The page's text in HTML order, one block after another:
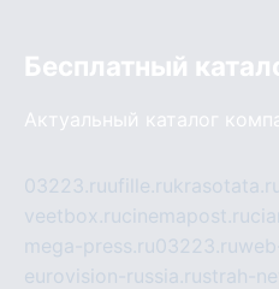
Бесплатный
Актуальный каталог
03223.ruufille.ru
veetbox.rucinemapost.ru
mega-press.ru03223.ru
eurovision-russia.rustrah-